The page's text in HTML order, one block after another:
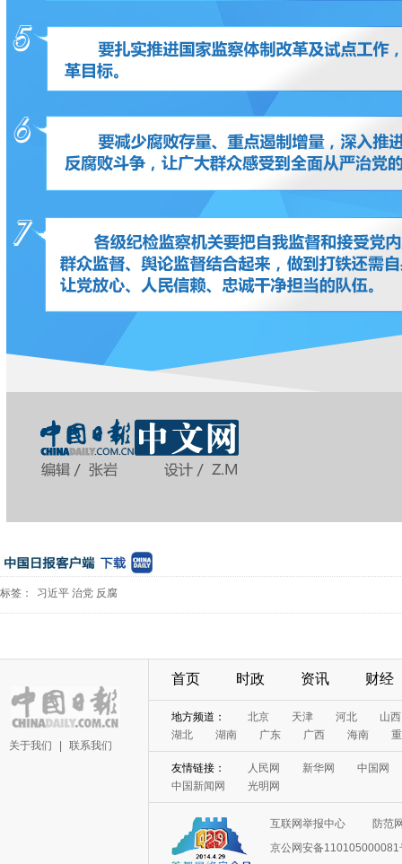
标签： 习近平 治党 反腐
关于我们 联系我们
首页 时政 资讯 财经
地方频道： 北京 天津 河北
山西
湖北
湖南 广东 广西 海南
友情链接： 人民网 新华网
中国网
中国新闻网
光明网
互联网举报中心
防范
京公网安备110105000081